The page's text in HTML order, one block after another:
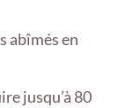
abîmés en
jusqu’à 80